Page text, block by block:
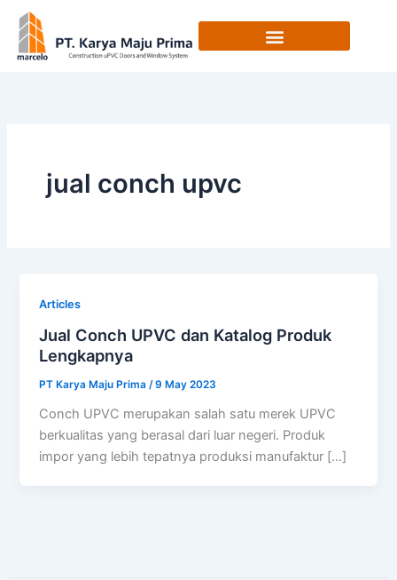
content
jual conch upvc
Articles
Jual Conch UPVC dan Katalog Produk
Lengkapnya
PT Karya Maju Prima /9 May 2023
Conch UPVC merupakan salah satu merek UPVC
berkualitas yang berasal dari luar negeri. Produk
impor yang lebih tepatnya produksi manufaktur […]